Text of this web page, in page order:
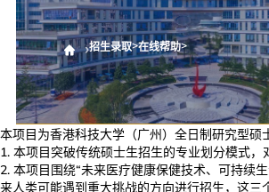
招生录取>在线帮助>
本项目为香港科技大学（广州）全日制研究型硕
本项目突破传统硕士生招生的专业划分模式，
本项目围绕“未来医疗健康保健技术、可持续
来人类可能遇到重大挑战的方向进行招生，这三